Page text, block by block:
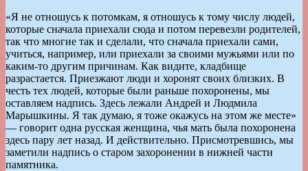
«Я не отношусь к потомкам, я отношусь к тому числу людей,
которые сначала приехали сюда и потом перевезли родителей,
так что многие так и сделали, что сначала приехали сами,
учиться, например, или приехали за своими мужьями или по
каким-то другим причинам. Как видите, кладбище
разрастается. Приезжают люди и хоронят своих близких. В
честь тех людей, которые были раньше похоронены, мы
оставляем надпись. Здесь лежали Андрей и Людмила
Марышкины. Я так думаю, я тоже окажусь на этом же месте»
— говорит одна русская женщина, чья мать была похоронена
здесь пару лет назад. И действительно. Присмотревшись, мы
заметили надпись о старом захоронении в нижней части
памятника.